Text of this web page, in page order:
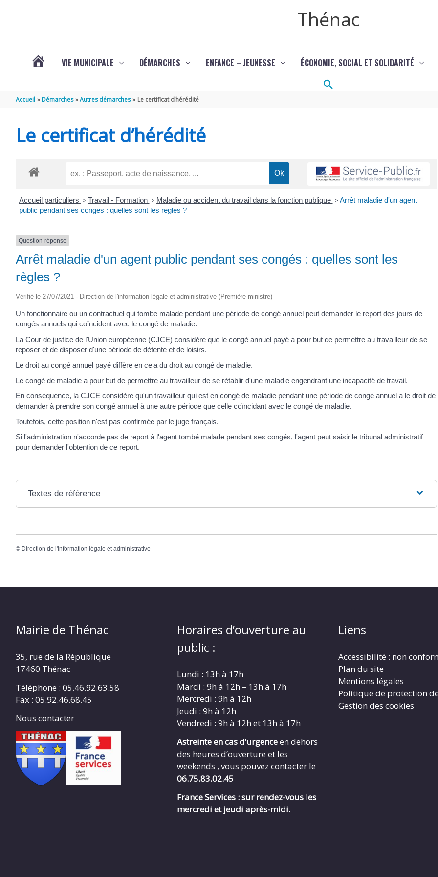
Thénac
THÉNAC
VIE MUNICIPALE DÉMARCHES ENFANCE – JEUNESSE ÉCONOMIE, SOCIAL ET SOLIDARITÉ
Rechercher
Accueil Démarches Autres démarches Le certificat d’hérédité
Le certificat d’hérédité
Accueil particuliers > Travail - Formation > Maladie ou accident du travail dans la fonction publique > Arrêt maladie d'un agent
public pendant ses congés : quelles sont les règles ?
Question-réponse
Arrêt maladie d'un agent public pendant ses congés : quelles sont les
règles ?
Vérifié le 27/07/2021 - Direction de l'information légale et administrative (Première ministre)
Un fonctionnaire ou un contractuel qui tombe malade pendant une période de congé annuel peut demander le report des jours de
congés annuels qui coïncident avec le congé de maladie.
La Cour de justice de l'Union européenne (CJCE) considère que le congé annuel payé a pour but de permettre au travailleur de se
reposer et de disposer d'une période de détente et de loisirs.
Le droit au congé annuel payé diffère en cela du droit au congé de maladie.
Le congé de maladie a pour but de permettre au travailleur de se rétablir d'une maladie engendrant une incapacité de travail.
En conséquence, la CJCE considère qu'un travailleur qui est en congé de maladie pendant une période de congé annuel a le droit de
demander à prendre son congé annuel à une autre période que celle coïncidant avec le congé de maladie.
Toutefois, cette position n'est pas confirmée par le juge français.
Si l'administration n'accorde pas de report à l'agent tombé malade pendant ses congés, l'agent peut saisir le tribunal administratif
pour demander l'obtention de ce report.
Textes de référence
© Direction de l'information légale et administrative
Mairie de Thénac
35, rue de la République
17460 Thénac
Téléphone : 05.46.92.63.58
Fax : 05.92.46.68.45
Nous contacter
Horaires d’ouverture au
public :
Lundi : 13h à 17h
Mardi : 9h à 12h – 13h à 17h
Mercredi : 9h à 12h
Jeudi : 9h à 12h
Vendredi : 9h à 12h et 13h à 17h
Astreinte en cas d’urgenceen dehors
des heures d’ouverture et les
weekends , vous pouvez contacter le
06.75.83.02.45
France Services : sur rendez-vous les
mercredi et jeudi après-midi.
Liens
Accessibilité : non
Plan du site
Mentions légales
Politique de protection
Gestion des cookies